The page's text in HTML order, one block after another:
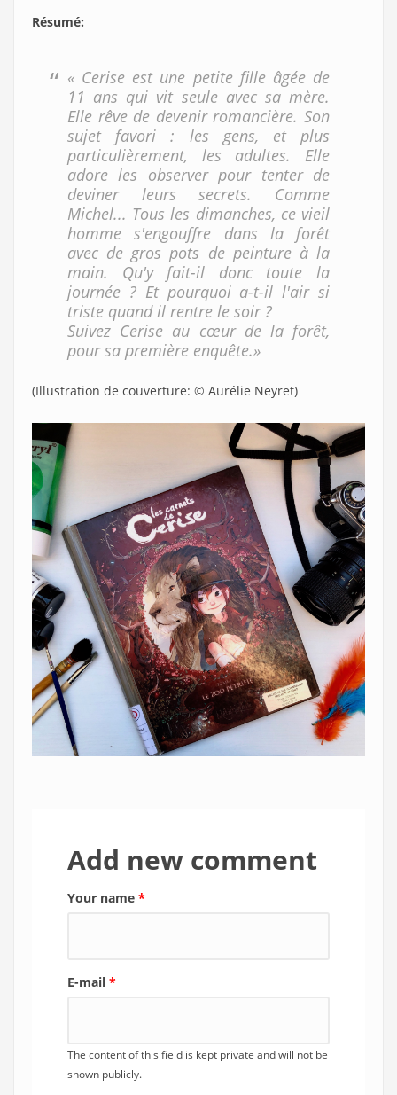
Résumé:
« Cerise est une petite fille âgée de
11 ans qui vit seule avec sa mère.
Elle rêve de devenir romancière. Son
sujet favori : les gens, et plus
particulièrement, les adultes. Elle
adore les observer pour tenter de
deviner leurs secrets. Comme
Michel... Tous les dimanches, ce vieil
homme s'engouffre dans la forêt
avec de gros pots de peinture à la
main. Qu'y fait-il donc toute la
journée ? Et pourquoi a-t-il l'air si
triste quand il rentre le soir ?
Suivez Cerise au cœur de la forêt,
pour sa première enquête.»
(Illustration de couverture: © Aurélie Neyret)
Add new comment
Your name *
E-mail *
The content of this field is kept private and will not be
shown publicly.